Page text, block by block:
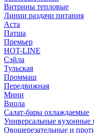
Витрины тепловые
Линии раздачи питания
Аста
Патша
Премьер
HOT-LINE
Сэйла
Тульская
Проммаш
Передвижная
Мини
Виола
Салат-бары охлаждаемые
Универсальные
Овощерезательные и